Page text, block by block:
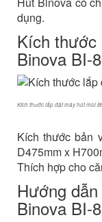
dụng.
Kích thước
Binova BI-
Kích thước lắp đặt máy hút mùi
Kích thước bản
D475mm x
Thích hợp cho
Hướng
Binova BI-